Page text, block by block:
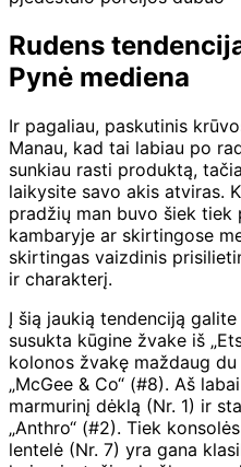
Rudens
Pynė mediena
Ir pagaliau, paskutinis
Manau, kad tai labiau po
sunkiau rasti produktą,
laikysite savo akis atviras.
pradžių man buvo šiek tiek
kambaryje ar skirtingose
skirtingas vaizdinis
ir charakterį.
Į šią jaukią tendenciją
susukta kūgine žvake iš
kolonos žvakę maždaug
„McGee & Co“ (#8). Aš
marmurinį dėklą (Nr. 1) ir
„Anthro“ (#2). Tiek
lentelė (Nr. 7) yra gana